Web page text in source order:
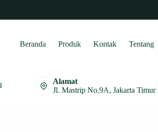
Beranda Produk Kontak Tentang
Alamat
Jl. Mastrip No.9A, Jakarta Timur